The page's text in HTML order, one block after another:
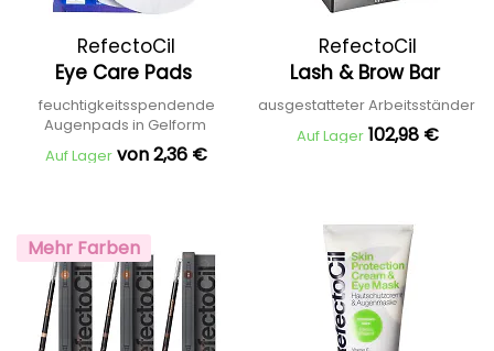
RefectoCil
Eye Care Pads
feuchtigkeitsspendende
Augenpads in Gelform
Auf Lager von 2,36 €
RefectoCil
Lash & Brow Bar
ausgestatteter Arbeitsständer
Auf Lager 102,98 €
Mehr Farben